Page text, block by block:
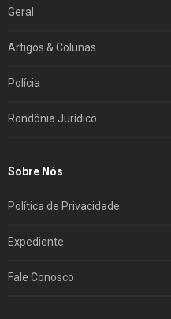
Geral
Artigos & Colunas
Polícia
Rondônia Jurídico
Sobre Nós
Política de Privacidade
Expediente
Fale Conosco